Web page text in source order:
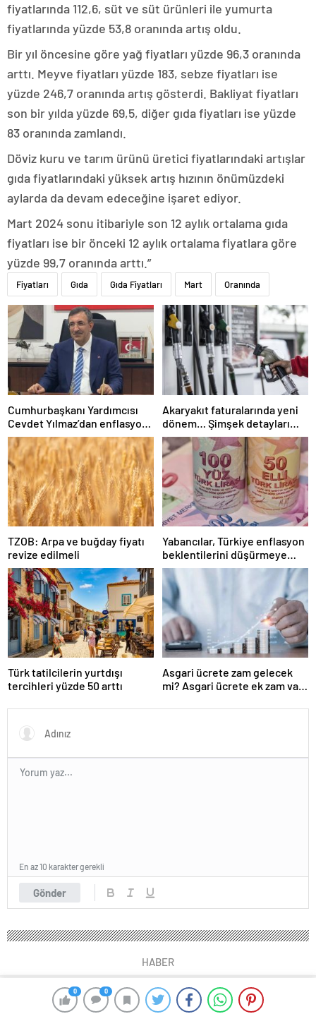
0 0
fiyatlarında 112,6, süt ve süt ürünleri ile yumurta
fiyatlarında yüzde 53,8 oranında artış oldu.
Bir yıl öncesine göre yağ fiyatları yüzde 96,3 oranında
arttı. Meyve fiyatları yüzde 183, sebze fiyatları ise
yüzde 246,7 oranında artış gösterdi. Bakliyat fiyatları
son bir yılda yüzde 69,5, diğer gıda fiyatları ise yüzde
83 oranında zamlandı.
Döviz kuru ve tarım ürünü üretici fiyatlarındaki artışlar
gıda fiyatlarındaki yüksek artış hızının önümüzdeki
aylarda da devam edeceğine işaret ediyor.
Mart 2024 sonu itibariyle son 12 aylık ortalama gıda
fiyatları ise bir önceki 12 aylık ortalama fiyatlara göre
yüzde 99,7 oranında arttı.”
Fiyatları Gıda Gıda Fiyatları Mart Oranında
Cumhurbaşkanı Yardımcısı
Cevdet Yılmaz’dan enflasyon
açıklaması
Akaryakıt faturalarında yeni
dönem… Şimşek detayları
paylaştı
TZOB: Arpa ve buğday fiyatı
revize edilmeli
Yabancılar, Türkiye enflasyon
beklentilerini düşürmeye
başladı
Türk tatilcilerin yurtdışı
tercihleri yüzde 50 arttı
Asgari ücrete zam gelecek
mi? Asgari ücrete ek zam var
Gönder
En az 10 karakter gerekli
HABER